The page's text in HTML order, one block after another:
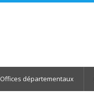
Offices départementaux